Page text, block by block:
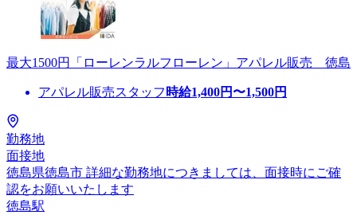
最大1500円「ローレンラルフローレン」アパレル販売 徳島
アパレル販売スタッフ 時給1,400円〜1,500円
勤務地
面接地
徳島県徳島市 詳細な勤務地につきましては、面接時にご確
認をお願いいたします
徳島駅